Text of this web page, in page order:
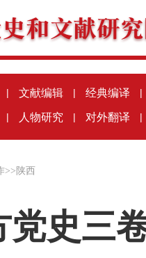
| 文献编辑 | 经典编译 |
| 人物研究 | 对外翻译 |
>> 陕西
党史三